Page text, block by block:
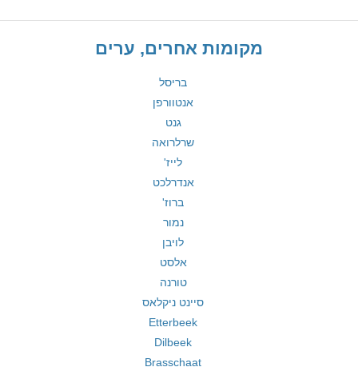
מקומות אחרים, ערים
בריסל
אנטוורפן
גנט
שרלרואה
לייז'
אנדרלכט
ברוז'
נמור
לויבן
אלסט
טורנה
סיינט ניקלאס
Etterbeek
Dilbeek
Brasschaat